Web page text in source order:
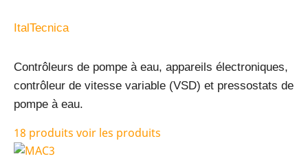
ItalTecnica
Contrôleurs de pompe à eau, appareils électroniques,
contrôleur de vitesse variable (VSD) et pressostats de
pompe à eau.
18 produits voir les produits